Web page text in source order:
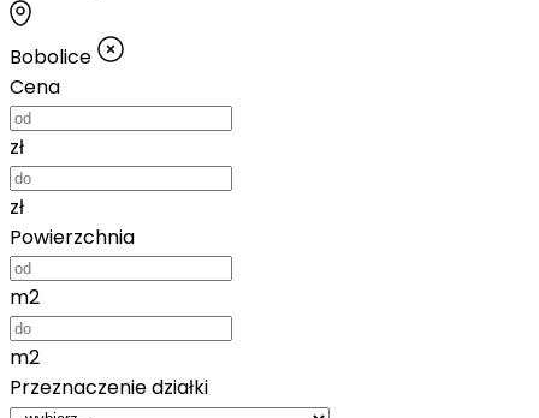
Bobolice
Cena
zł
zł
Powierzchnia
m2
m2
Przeznaczenie działki